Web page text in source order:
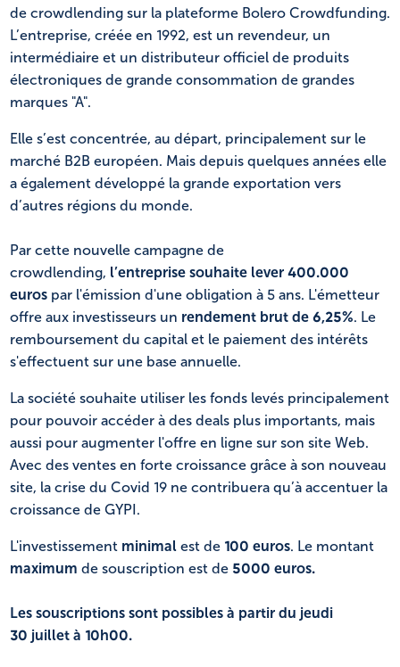
de crowdlending sur la plateforme Bolero Crowdfunding.
L’entreprise, créée en 1992, est un revendeur, un
intermédiaire et un distributeur officiel de produits
électroniques de grande consommation de grandes
marques "A".
Elle s’est concentrée, au départ, principalement sur le
marché B2B européen. Mais depuis quelques années elle
a également développé la grande exportation vers
d’autres régions du monde.
Par cette nouvelle campagne de
crowdlending, l’entreprise souhaite lever 400.000
euros par l'émission d'une obligation à 5 ans. L'émetteur
offre aux investisseurs un rendement brut de 6,25%. Le
remboursement du capital et le paiement des intérêts
s'effectuent sur une base annuelle.
La société souhaite utiliser les fonds levés principalement
pour pouvoir accéder à des deals plus importants, mais
aussi pour augmenter l'offre en ligne sur son site Web.
Avec des ventes en forte croissance grâce à son nouveau
site, la crise du Covid 19 ne contribuera qu’à accentuer la
croissance de GYPI.
L'investissement minimal est de 100 euros. Le montant
maximum de souscription est de 5000 euros.
Les souscriptions sont possibles à partir du jeudi
30 juillet à 10h00.